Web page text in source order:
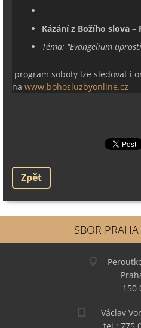
Kázání z Božího slova –
Téma: "Evangelium
program soboty lze sledovat i
na www.bohosluzbyonline.cz
Zpět
SBOR
150
Václav